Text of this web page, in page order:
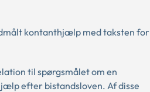
kontanthjælp med taksten for
til spørgsmålet om en
efter bistandsloven. Af disse